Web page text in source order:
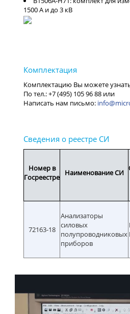
1500 A и до 3 кВ
Номер в
Госреестре
Наименование СИ
72163-18
Анализаторы
силовых
полупроводниковых
приборов